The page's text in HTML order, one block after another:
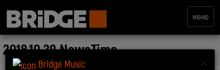
меню
×
Bridge Music
2018.10.29 NewsTime